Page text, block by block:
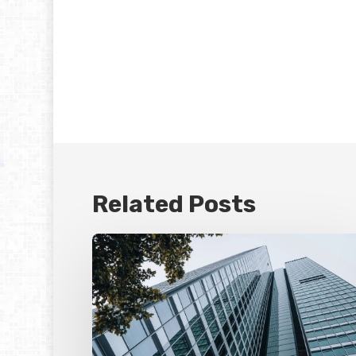
Related Posts
Nya
redovisningskrav
för
fastighetsbolag
från
2026